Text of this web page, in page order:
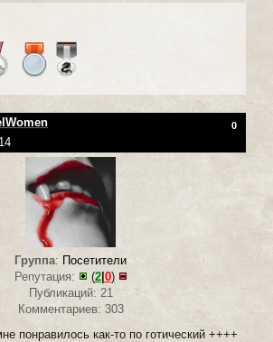
0
Группа: Посетители
Репутация:
(2| 0)
Публикаций: 21
Комментариев: 303
понравилось как-то по готический ++++